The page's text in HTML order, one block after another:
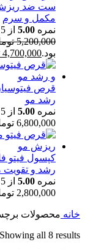
ست ضد ریزش
مکمل و سرم
نمره 5.00 از 5
5,200,000
بود.4,700,000
رشد مو
نمره 5.00 از 5
6,800,000
کپسول فیتو
رشد و تقویت
نمره 5.00 از 5
2,800,000
خانه محصولات
Showing all 8 results